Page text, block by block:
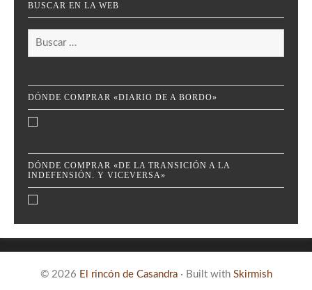
BUSCAR EN LA WEB
Buscar:
DÓNDE COMPRAR «DIARIO DE A BORDO»
DÓNDE COMPRAR «DE LA TRANSICIÓN A LA
INDEFENSIÓN. Y VICEVERSA»
© 2026 El rincón de Casandra · Built with Skirmish